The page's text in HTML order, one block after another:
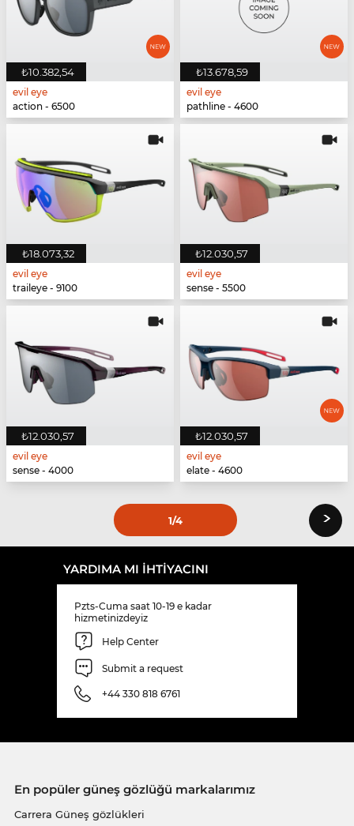
₺10.382,54
evil eye
action - 6500
₺13.678,59
evil eye
pathline - 4600
₺18.073,32
evil eye
traileye - 9100
₺12.030,57
evil eye
sense - 5500
₺12.030,57
evil eye
sense - 4000
₺12.030,57
evil eye
elate - 4600
1/4 ›
YARDIMA MI IHTIYACINI
Pzts-Cuma saat 10-19 e kadar
hizmetinizdeyiz
Help Center
Submit a request
+44 330 818 6761
En popüler güneş gözlüğü markalarımız
Carrera Güneş gözlükleri